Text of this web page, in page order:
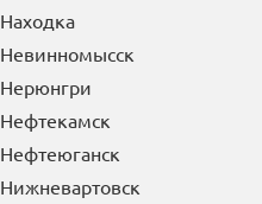
Находка
Невинномысск
Нерюнгри
Нефтекамск
Нефтеюганск
Нижневартовск